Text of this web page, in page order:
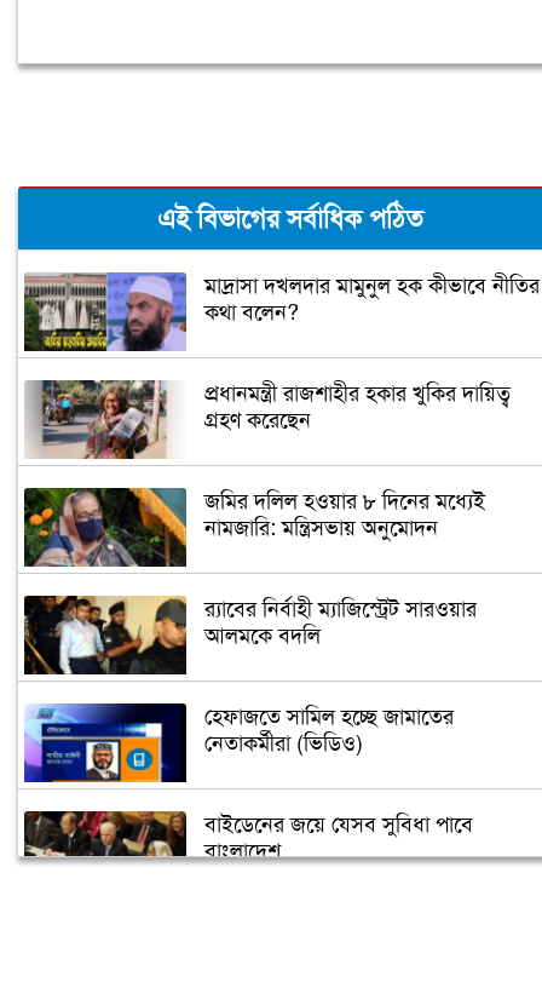
এই বিভাগের সর্বাধিক পঠিত
মাদ্রাসা দখলদার মামুনুল হক কীভাবে নীতির
কথা বলেন?
প্রধানমন্ত্রী রাজশাহীর হকার খুকির দায়িত্ব
গ্রহণ করেছেন
জমির দলিল হওয়ার ৮ দিনের মধ্যেই
নামজারি: মন্ত্রিসভায় অনুমোদন
র‌্যাবের নির্বাহী ম্যাজিস্ট্রেট সারওয়ার
আলমকে বদলি
হেফাজতে সামিল হচ্ছে জামাতের
নেতাকর্মীরা (ভিডিও)
বাইডেনের জয়ে যেসব সুবিধা পাবে
বাংলাদেশ